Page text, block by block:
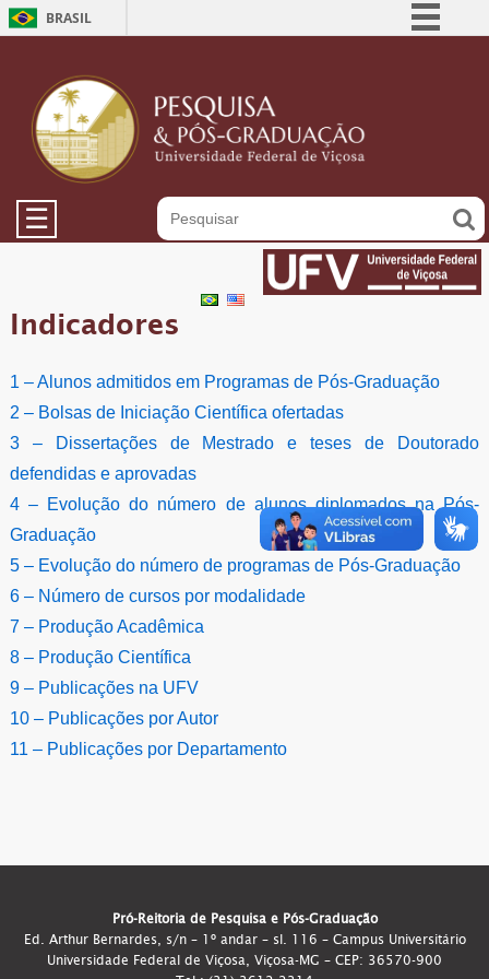
BRASIL
Participe
Acesso à informação
Legislação
☰
Indicadores
1 – Alunos admitidos em Programas de Pós-Graduação
2 – Bolsas de Iniciação Científica ofertadas
3 – Dissertações de Mestrado e teses de Doutorado
defendidas e aprovadas
4 – Evolução do número de alunos diplomados na Pós-
Graduação
5– Evolução do número de programas de Pós-Graduação
6 – Número de cursos por modalidade
7 – Produção Acadêmica
8 – Produção Científica
9 – Publicações na UFV
10 – Publicações por Autor
11 – Publicações por Departamento
Pró-Reitoria de Pesquisa e Pós-Graduação
Ed. Arthur Bernardes, s/n – 1º andar – sl. 116 – Campus Universitário
Universidade Federal de Viçosa, Viçosa-MG – CEP: 36570-900